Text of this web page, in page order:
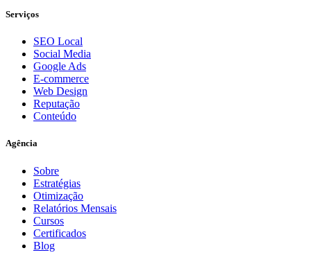
Serviços
SEO Local
Social Media
Google Ads
E-commerce
Web Design
Reputação
Conteúdo
Agência
Sobre
Estratégias
Otimização
Relatórios Mensais
Cursos
Certificados
Blog